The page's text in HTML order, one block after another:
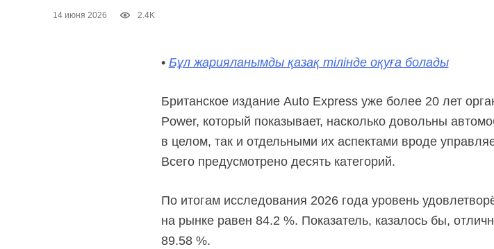
14 июня 2026 2.4K
• Бұл жарияланымды қазақ тілінде оқуға болады
Британское издание Auto Express уже более 20 лет
Power, который показывает, насколько довольны
в целом, так и отдельными их аспектами вроде
Всего предусмотрено десять категорий.
По итогам исследования 2026 года уровень
на рынке равен 84.2 %. Показатель, казалось бы,
89.58 %.